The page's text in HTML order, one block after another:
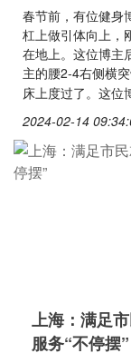
春节前，有位健身
杠上做引体向上，
在地上。这位博主
主的腰2-4右侧横
床上度过了。这位
2024-02-14
上海：满足
服务“不停摆”